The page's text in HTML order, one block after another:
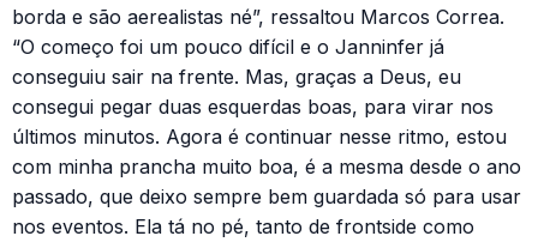
borda e são aerealistas né”, ressaltou Marcos Correa.
“O começo foi um pouco difícil e o Janninfer já
conseguiu sair na frente. Mas, graças a Deus, eu
consegui pegar duas esquerdas boas, para virar nos
últimos minutos. Agora é continuar nesse ritmo, estou
com minha prancha muito boa, é a mesma desde o ano
passado, que deixo sempre bem guardada só para usar
nos eventos. Ela tá no pé, tanto de frontside como